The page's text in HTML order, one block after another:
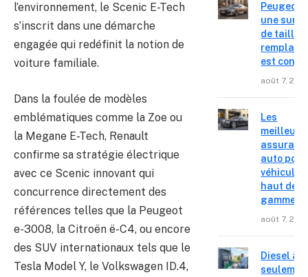
l’environnement, le Scenic E-Tech
s’inscrit dans une démarche
engagée qui redéfinit la notion de
voiture familiale.
Dans la foulée de modèles
emblématiques comme la Zoe ou
la Megane E-Tech, Renault
confirme sa stratégie électrique
avec ce Scenic innovant qui
concurrence directement des
références telles que la Peugeot
e-3008, la Citroën ë-C4, ou encore
des SUV internationaux tels que le
Tesla Model Y, le Volkswagen ID.4,
Peugeot
une
de taille,
est
août 7,
Les
auto pour
véhicules
haut de
gamme
août 7,
Diesel à